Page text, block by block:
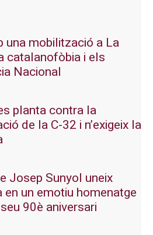
una mobilització a La
catalanofòbia i els
Nacional
planta contra la
de la C-32 i n’exigeix la
Josep Sunyol uneix
en un emotiu homenatge
90è aniversari